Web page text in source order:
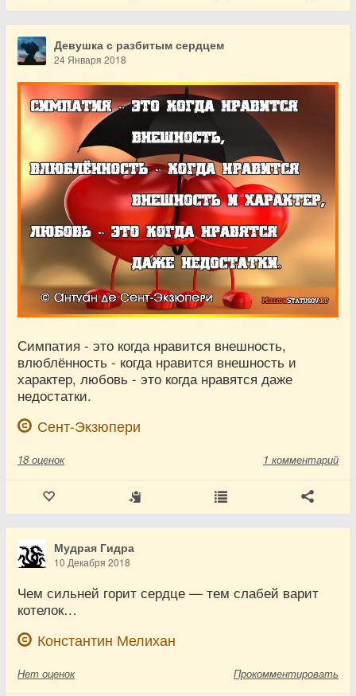
Девушка с разбитым сердцем
24 Января 2018
Симпатия - это когда нравится внешность,
влюблённость - когда нравится внешность и
характер, любовь - это когда нравятся даже
недостатки.
Сент-Экзюпери
18 оценок 1 комментарий
Мудрая Гидра
10 Декабря 2018
Чем сильней горит сердце — тем слабей варит
котелок…
Константин Мелихан
Нет оценок Прокомментировать